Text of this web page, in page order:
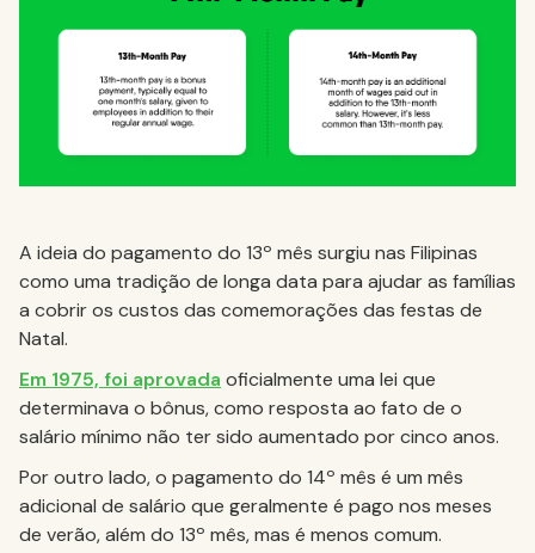
A ideia do pagamento do 13º mês surgiu nas Filipinas
como uma tradição de longa data para ajudar as famílias
a cobrir os custos das comemorações das festas de
Natal.
Em 1975, foi aprovada oficialmente uma lei que
determinava o bônus, como resposta ao fato de o
salário mínimo não ter sido aumentado por cinco anos.
Por outro lado, o pagamento do 14º mês é um mês
adicional de salário que geralmente é pago nos meses
de verão, além do 13º mês, mas é menos comum.